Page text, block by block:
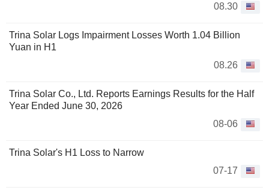
08.30
Trina Solar Logs Impairment Losses Worth 1.04 Billion
Yuan in H1
08.26
Trina Solar Co., Ltd. Reports Earnings Results for the Half
Year Ended June 30, 2026
08-06
Trina Solar's H1 Loss to Narrow
07-17